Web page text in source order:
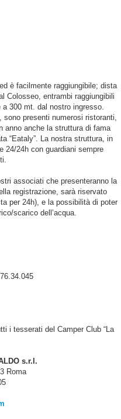
è facilmente raggiungibile; dista
Colosseo, entrambi raggiungibili
300 mt. dal nostro ingresso.
presenti numerosi ristoranti,
anno anche la struttura di fama
“Eataly”. La nostra struttura, in
24/24h con guardiani sempre
associati che presenteranno la
registrazione, sarà riservato
per 24h), e la possibilità di poter
scarico dell’acqua.
i tesserati del Camper Club “La
s.r.l.
Roma